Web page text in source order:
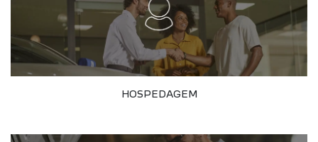
HOSPEDAGEM